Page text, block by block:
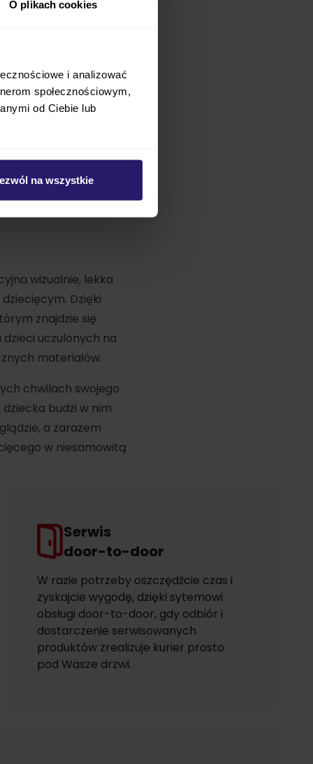
O plikach cookies
i analizować
społecznościowym,
od Ciebie lub
na wszystkie
wizualnie, lekka
Dzięki
znajdzie się
uczulonych na
materiałów.
chwilach swojego
budzi w nim
a zarazem
w niesamowitą
Serwis
door-to-door
W razie potrzeby oszczędźcie czas i
zyskajcie wygodę, dzięki sytemowi
obsługi door-to-door, gdy odbiór i
dostarczenie serwisowanych
produktów zrealizuje kurier prosto
pod Wasze drzwi.